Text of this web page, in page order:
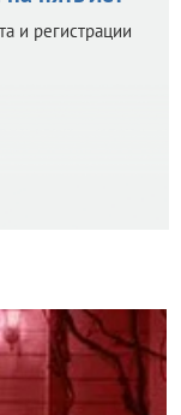
и регистрации